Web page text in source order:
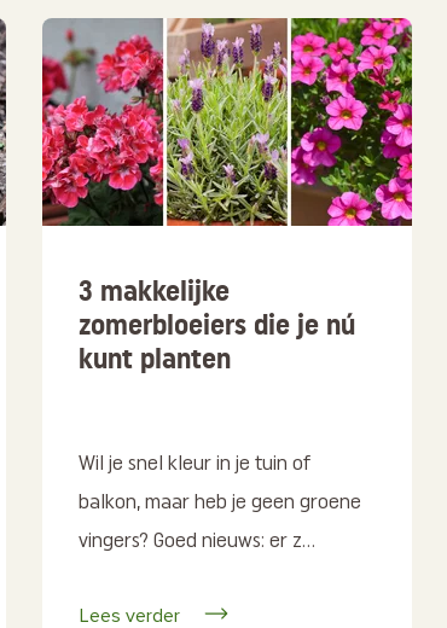
3 makkelijke
zomerbloeiers die je nú
kunt planten
Wil je snel kleur in je tuin of
balkon, maar heb je geen groene
vingers? Goed nieuws: er z...
Lees verder